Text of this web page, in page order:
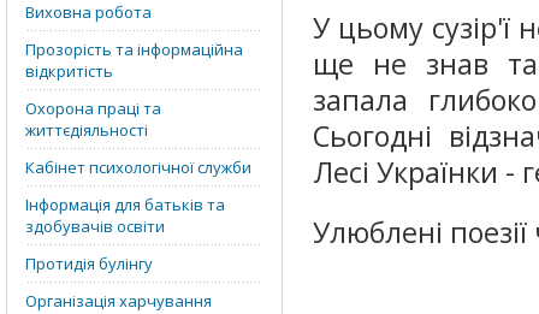
Виховна робота
Прозорість та інформаційна
відкритість
Охорона праці та
життєдіяльності
Кабінет психологічної служби
Інформація для батьків та
здобувачів освіти
Протидія булінгу
Організація харчування
У цьому сузір'ї
ще не знав
запала
Сьогодні
Лесі Українки -
Улюблені поезії